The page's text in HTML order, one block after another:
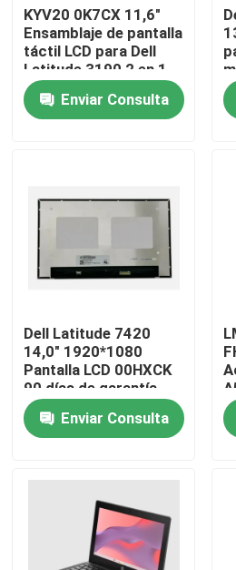
Inicio
Sobre nosotros
Productos
Vídeos
Reemplazo de la pantalla
Reemplazo de la pantalla
Reemplazo de la pantalla LCD
Reemplazo de la pantalla
KYV20 0K7CX 11,6"
Ensamblaje de pantalla
táctil LCD para Dell
Latitude 3190 2 en 1
Enviar Consulta
Dell Latitude 7420
14,0" 1920*1080
Pantalla LCD 00HXCK
90 días de garantía
Enviar Consulta